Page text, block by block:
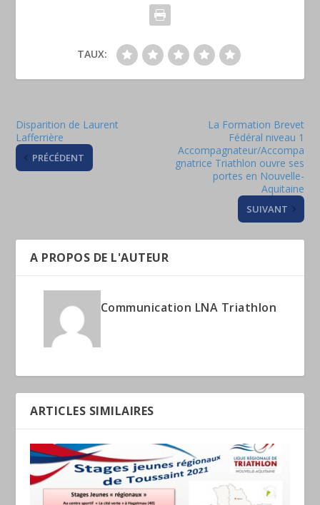
TAUX:
Disparition de Laurent
Lafferrière
PRÉCÉDENT
La Formation Brevet
Fédéral niveau 1
Accompagnateur/Accompa
gnatrice Triathlon ouvre ses
portes en Nouvelle-
Aquitaine
SUIVANT
A PROPOS DE L'AUTEUR
Communication LNA Triathlon
ARTICLES SIMILAIRES